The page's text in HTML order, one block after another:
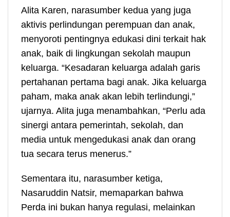
Alita Karen, narasumber kedua yang juga
aktivis perlindungan perempuan dan anak,
menyoroti pentingnya edukasi dini terkait hak
anak, baik di lingkungan sekolah maupun
keluarga. “Kesadaran keluarga adalah garis
pertahanan pertama bagi anak. Jika keluarga
paham, maka anak akan lebih terlindungi,”
ujarnya. Alita juga menambahkan, “Perlu ada
sinergi antara pemerintah, sekolah, dan
media untuk mengedukasi anak dan orang
tua secara terus menerus.”
Sementara itu, narasumber ketiga,
Nasaruddin Natsir, memaparkan bahwa
Perda ini bukan hanya regulasi, melainkan